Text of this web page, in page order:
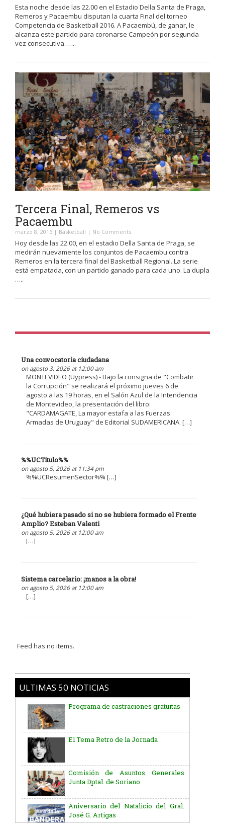
Esta noche desde las 22.00 en el Estadio Della Santa de Praga,
Remeros y Pacaembu disputan la cuarta Final del torneo
Competencia de Basketball 2016. A Pacaembú, de ganar, le
alcanza este partido para coronarse Campeón por segunda
vez consecutiva. …..
Tercera Final, Remeros vs
Pacaembu
marzo 8, 2016 | Basketball | No Comments
Hoy desde las 22.00, en el estadio Della Santa de Praga, se
medirán nuevamente los conjuntos de Pacaembu contra
Remeros en la tercera final del Basketball Regional. La serie
está empatada, con un partido ganado para cada uno. La dupla
…..
Una convocatoria ciudadana
on agosto 3, 2026 at 12:00 am
MONTEVIDEO (Uypress) - Bajo la consigna de "Combatir
la Corrupción" se realizará el próximo jueves 6 de
agosto a las 19 horas, en el Salón Azul de la Intendencia
de Montevideo, la presentación del libro:
"CARDAMAGATE, La mayor estafa a las Fuerzas
Armadas de Uruguay" de Editorial SUDAMERICANA. […]
%%UCTitulo%%
on agosto 5, 2026 at 11:34 pm
%%UCResumenSector%% […]
¿Qué hubiera pasado si no se hubiera formado el Frente
Amplio? Esteban Valenti
on agosto 5, 2026 at 12:00 am
[…]
Sistema carcelario: ¡manos a la obra!
on agosto 5, 2026 at 12:00 am
[…]
Feed has no items.
ULTIMAS 50 NOTICIAS
Programa de castraciones gratuitas
El Tema Retro de la Jornada
Comisión de Asuntos Generales
Junta Dptal. de Soriano
Aniversario del Natalicio del Gral.
José G. Artigas